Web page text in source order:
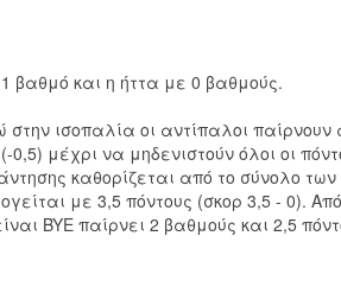
βαθμό και η ήττα με 0 βαθμούς.
ισοπαλία οι αντίπαλοι παίρνουν
μέχρι να μηδενιστούν όλοι οι
καθορίζεται από το σύνολο
με 3,5 πόντους (σκορ 3,5 - 0).
BYE παίρνει 2 βαθμούς και 2,5